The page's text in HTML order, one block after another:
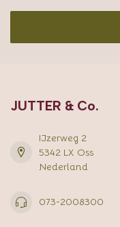
JUTTER & Co.
IJzerweg 2
5342 LX Oss
Nederland
073-2008300